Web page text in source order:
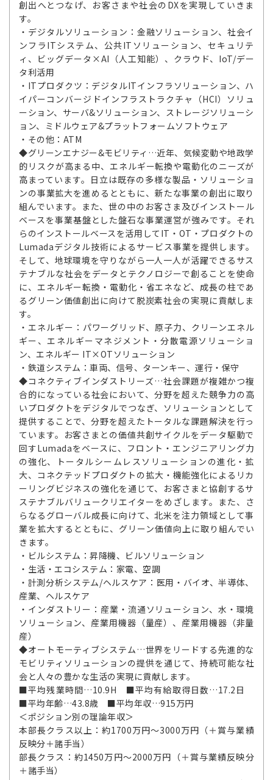
創出へとつなげ、お客さまや社会のDXを実現していきま
す。
・デジタルソリューション：金融ソリューション、社会イ
ンフラITシステム、公共ITソリューション、セキュリテ
ィ、ビッグデータ×AI（人工知能）、クラウド、IoT/デー
タ利活用
・ITプロダクツ：デジタルITインフラソリューション、ハ
イパーコンバージドインフラストラクチャ（HCI）ソリュ
ーション、サーバ&ソリューション、ストレージソリューシ
ョン、ミドルウェア&プラットフォームソフトウェア
・その他：ATM
◆グリーンエナジー&モビリティ…近年、気候変動や地政学
的リスクが高まる中、エネルギー転換や電動化のニーズが
高まっています。日立は既存の多様な製品・ソリューショ
ンの事業拡大を進めるとともに、新たな事業の創出に取り
組んでいます。また、世の中のお客さま及びインストール
ベースを事業基盤とした盤石な事業運営が強みです。それ
らのインストールベースを活用してIT・OT・プロダクトの
Lumadaデジタル技術によるサービス事業を提供します。
そして、地球環境を守りながら一人一人が活躍できるサス
テナブルな社会をデータとテクノロジーで創ることを使命
に、エネルギー転換・電動化・省エネなど、成長の柱であ
るグリーン価値創出に向けて脱炭素社会の実現に貢献しま
す。
・エネルギー：パワーグリッド、原子力、クリーンエネル
ギー、エネルギーマネジメント・分散電源ソリューショ
ン、エネルギー IT×OTソリューション
・鉄道システム：車両、信号、ターンキー、運行・保守
◆コネクティブインダストリーズ…社会課題が複雑かつ複
合的になっている社会において、分野を超えた競争力の高
いプロダクトをデジタルでつなぎ、ソリューションとして
提供することで、分野を超えたトータルな課題解決を行っ
ています。お客さまとの価値共創サイクルをデータ駆動で
回すLumadaをベースに、フロント・エンジニアリング力
の強化、トータルシームレスソリューションの進化・拡
大、コネクテッドプロダクトの拡大・機能強化によるリカ
ーリングビジネスの強化を通じて、お客さまと協創するサ
ステナブルバリュークリエイターをめざします。また、さ
らなるグローバル成長に向けて、北米を注力領域として事
業を拡大するとともに、グリーン価値向上に取り組んでい
きます。
・ビルシステム：昇降機、ビルソリューション
・生活・エコシステム：家電、空調
・計測分析システム/ヘルスケア：医用・バイオ、半導体、
産業、ヘルスケア
・インダストリー：産業・流通ソリューション、水・環境
ソリューション、産業用機器（量産）、産業用機器（非量
産）
◆オートモーティブシステム…世界をリードする先進的な
モビリティソリューションの提供を通じて、持続可能な社
会と人々の豊かな生活の実現に貢献します。
■平均残業時間…10.9H ■平均有給取得日数…17.2日
■平均年齢…43.8歳 ■平均年収…915万円
＜ポジション別の理論年収＞
本部長クラス以上：約1700万円～3000万円（＋賞与業績
反映分＋諸手当）
部長クラス：約1450万円～2000万円（＋賞与業績反映分
＋諸手当）